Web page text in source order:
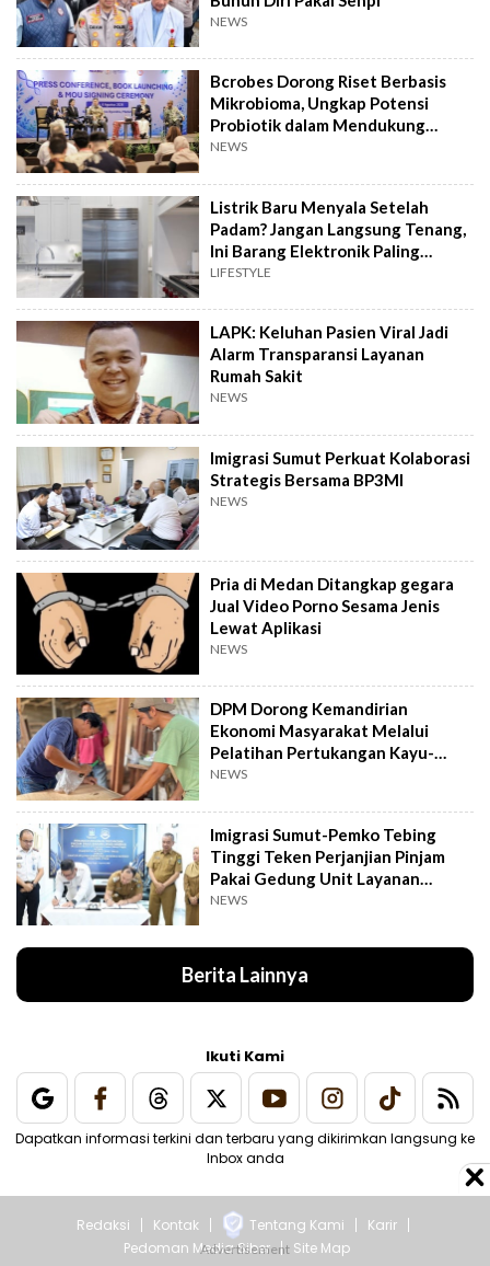
NEWS
Bcrobes Dorong Riset Berbasis
Mikrobioma, Ungkap Potensi
Probiotik dalam Mendukung
Terapi Jerawat
NEWS
Listrik Baru Menyala Setelah
Padam? Jangan Langsung Tenang,
Ini Barang Elektronik Paling
Rawan Rusak
LIFESTYLE
LAPK: Keluhan Pasien Viral Jadi
Alarm Transparansi Layanan
Rumah Sakit
NEWS
Imigrasi Sumut Perkuat Kolaborasi
Strategis Bersama BP3MI
NEWS
Pria di Medan Ditangkap gegara
Jual Video Porno Sesama Jenis
Lewat Aplikasi
NEWS
DPM Dorong Kemandirian
Ekonomi Masyarakat Melalui
Pelatihan Pertukangan Kayu-
Pelatihan UMKM
NEWS
Imigrasi Sumut-Pemko Tebing
Tinggi Teken Perjanjian Pinjam
Pakai Gedung Unit Layanan
Paspor
NEWS
Berita Lainnya
Ikuti Kami
Dapatkan informasi terkini dan terbaru yang dikirimkan langsung ke
Inbox anda
Redaksi Kontak Tentang Kami
Karir
Pedoman Media Siber
Site Map